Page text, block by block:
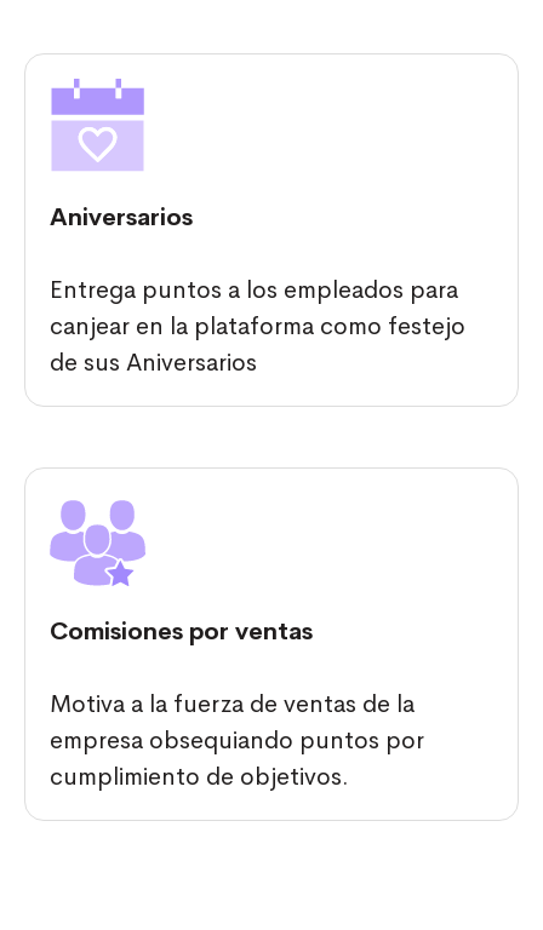
Aniversarios
Entrega puntos a los empleados para
canjear en la plataforma como festejo
de sus Aniversarios
Comisiones por ventas
Motiva a la fuerza de ventas de la
empresa obsequiando puntos por
cumplimiento de objetivos.